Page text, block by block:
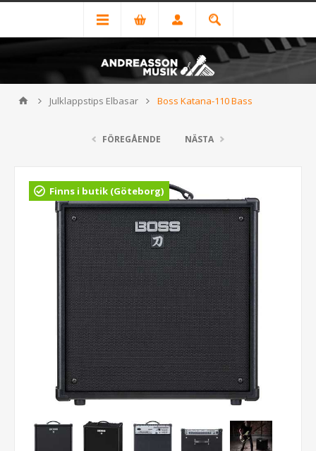
Julklappstips Elbasar Boss Katana-110 Bass
FÖREGÅENDE NÄSTA
Finns i butik (Göteborg)